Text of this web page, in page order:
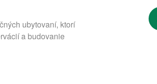
ubytovaní, ktorí
a budovanie